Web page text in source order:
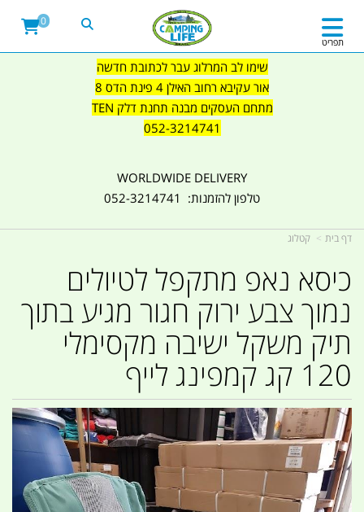
שימו לב המרלוג עבר לכתובת חדשה
אור עקיבא רחוב האילן 4 פינת הדס 8
מתחם העסקים מבנה תחנת דלק TEN
052-3214741
WORLDWIDE DELIVERY
טלפון להזמנות: 052-3214741
תפריט
0
דף בית קטלוג
כיסא נאפ מתקפל לטיולים
נמוך צבע ירוק חגור מגיע בתוך
תיק משקל ישיבה מקסימלי
120 קג קמפינג לייף